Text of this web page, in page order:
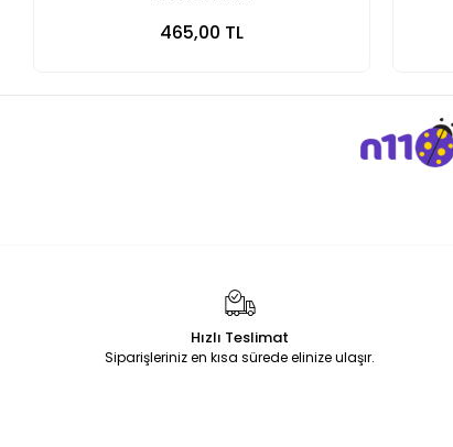
465,00 TL
Hızlı Teslimat
Siparişleriniz en kısa sürede elinize ulaşır.